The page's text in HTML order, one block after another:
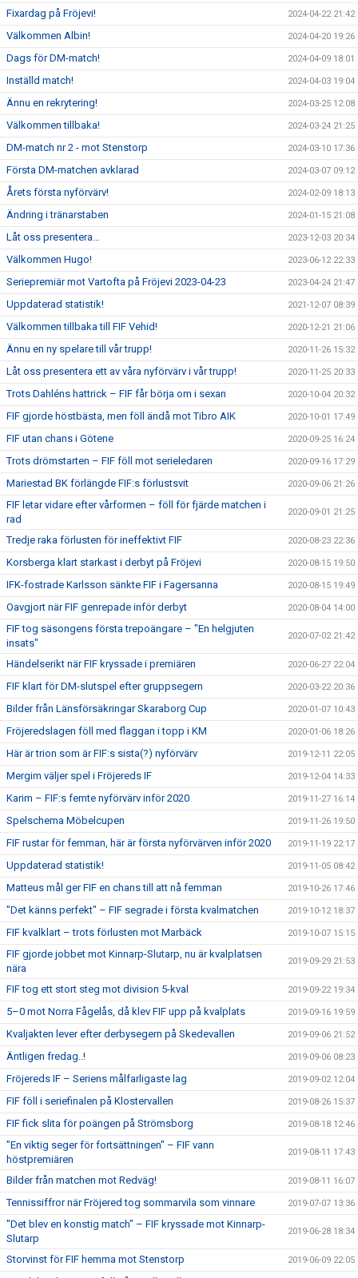
Fixardag på Fröjevi! 2024-04-22 21:42
Välkommen Albin! 2024-04-20 19:26
Dags för DM-match! 2024-04-09 18:01
Inställd match! 2024-04-03 19:04
Ännu en rekrytering! 2024-03-25 12:08
Välkommen tillbaka! 2024-03-24 21:25
DM-match nr 2 - mot Stenstorp 2024-03-10 17:36
Första DM-matchen avklarad 2024-03-07 09:12
Årets första nyförvärv! 2024-02-09 18:13
Ändring i tränarstaben 2024-01-15 21:08
Låt oss presentera… 2023-12-03 20:34
Välkommen Hugo! 2023-06-12 22:33
Seriepremiär mot Vartofta på Fröjevi 2023-04-23 2023-04-24 21:47
Uppdaterad statistik! 2021-12-07 08:39
Välkommen tillbaka till FIF Vehid! 2020-12-21 21:06
Ännu en ny spelare till vår trupp! 2020-11-26 15:32
Låt oss presentera ett av våra nyförvärv i vår trupp! 2020-11-25 20:33
Trots Dahléns hattrick – FIF får börja om i sexan 2020-10-04 20:32
FIF gjorde höstbästa, men föll ändå mot Tibro AIK 2020-10-01 17:49
FIF utan chans i Götene 2020-09-25 16:24
Trots drömstarten – FIF föll mot serieledaren 2020-09-16 17:29
Mariestad BK förlängde FIF:s förlustsvit 2020-09-06 21:26
FIF letar vidare efter vårformen – föll för fjärde matchen i
rad
2020-09-01 21:25
Tredje raka förlusten för ineffektivt FIF 2020-08-23 22:36
Korsberga klart starkast i derbyt på Fröjevi 2020-08-15 19:50
IFK-fostrade Karlsson sänkte FIF i Fagersanna 2020-08-15 19:49
Oavgjort när FIF genrepade inför derbyt 2020-08-04 14:00
FIF tog säsongens första trepoängare – "En helgjuten
insats"
2020-07-02 21:42
Händelserikt när FIF kryssade i premiären 2020-06-27 22:04
FIF klart för DM-slutspel efter gruppsegern 2020-03-22 20:36
Bilder från Länsförsäkringar Skaraborg Cup 2020-01-07 10:43
Fröjeredslagen föll med flaggan i topp i KM 2020-01-06 18:26
Här är trion som är FIF:s sista(?) nyförvärv 2019-12-11 22:05
Mergim väljer spel i Fröjereds IF 2019-12-04 14:33
Karim – FIF:s femte nyförvärv inför 2020 2019-11-27 16:14
Spelschema Möbelcupen 2019-11-26 19:50
FIF rustar för femman, här är första nyförvärven inför 2020 2019-11-19 22:17
Uppdaterad statistik! 2019-11-05 08:42
Matteus mål ger FIF en chans till att nå femman 2019-10-26 17:46
"Det känns perfekt" – FIF segrade i första kvalmatchen 2019-10-12 18:37
FIF kvalklart – trots förlusten mot Marbäck 2019-10-07 15:15
FIF gjorde jobbet mot Kinnarp-Slutarp, nu är kvalplatsen
nära
2019-09-29 21:53
FIF tog ett stort steg mot division 5-kval 2019-09-22 19:34
5–0 mot Norra Fågelås, då klev FIF upp på kvalplats 2019-09-16 19:59
Kvaljakten lever efter derbysegern på Skedevallen 2019-09-06 21:52
Äntligen fredag..! 2019-09-06 08:23
Fröjereds IF – Seriens målfarligaste lag 2019-09-02 12:04
FIF föll i seriefinalen på Klostervallen 2019-08-26 15:37
FIF fick slita för poängen på Strömsborg 2019-08-18 12:46
"En viktig seger för fortsättningen" – FIF vann
höstpremiären
2019-08-11 17:43
Bilder från matchen mot Redväg! 2019-08-11 16:07
Tennissiffror när Fröjered tog sommarvila som vinnare 2019-07-07 13:36
"Det blev en konstig match" – FIF kryssade mot Kinnarp-
Slutarp
2019-06-28 18:34
Storvinst för FIF hemma mot Stenstorp 2019-06-09 22:05